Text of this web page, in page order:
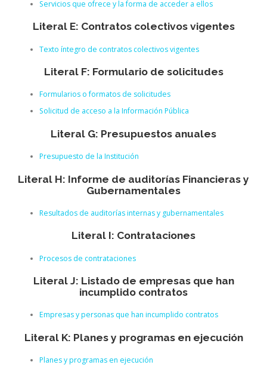
Servicios que ofrece y la forma de acceder a ellos
Literal E: Contratos colectivos vigentes
Texto íntegro de contratos colectivos vigentes
Literal F: Formulario de solicitudes
Formularios o formatos de solicitudes
Solicitud de acceso a la Información Pública
Literal G: Presupuestos anuales
Presupuesto de la Institución
Literal H: Informe de auditorías Financieras y
Gubernamentales
Resultados de auditorías internas y gubernamentales
Literal I: Contrataciones
Procesos de contrataciones
Literal J: Listado de empresas que han
incumplido contratos
Empresas y personas que han incumplido contratos
Literal K: Planes y programas en ejecución
Planes y programas en ejecución